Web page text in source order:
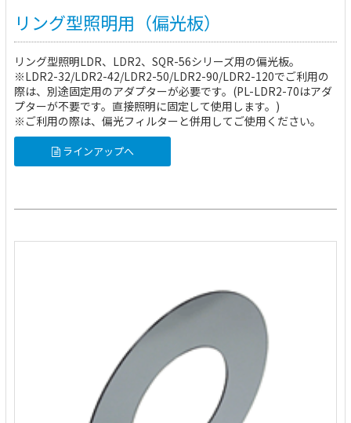
リング型照明用（偏光板）
リング型照明LDR、LDR2、SQR-56シリーズ用の偏光板。
※LDR2-32/LDR2-42/LDR2-50/LDR2-90/LDR2-120でご利用の
際は、別途固定用のアダプターが必要です。(PL-LDR2-70はアダ
プターが不要です。直接照明に固定して使用します。)
※ご利用の際は、偏光フィルターと併用してご使用ください。
ラインアップへ